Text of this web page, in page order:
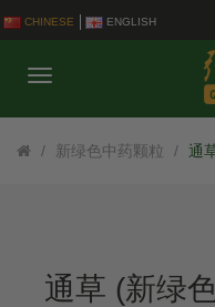
CHINESE ENGLISH
新绿色中药颗粒 通
通草 (新绿